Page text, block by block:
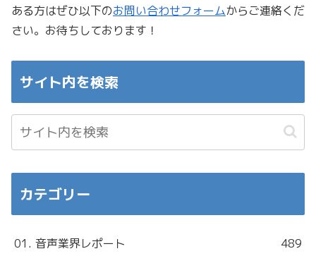
ある方はぜひ以下のお問い合わせフォームからご連絡くだ
さい。お待ちしております！
サイト内を検索
カテゴリー
01. 音声業界レポート 489